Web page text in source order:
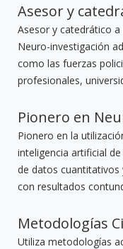
Asesor y
Asesor y catedrático
Neuro-investigación
como las fuerzas
profesionales,
Pionero en
Pionero en la
inteligencia artificial
de datos cuantitativos
con resultados
Metodologías
Utiliza metodologías